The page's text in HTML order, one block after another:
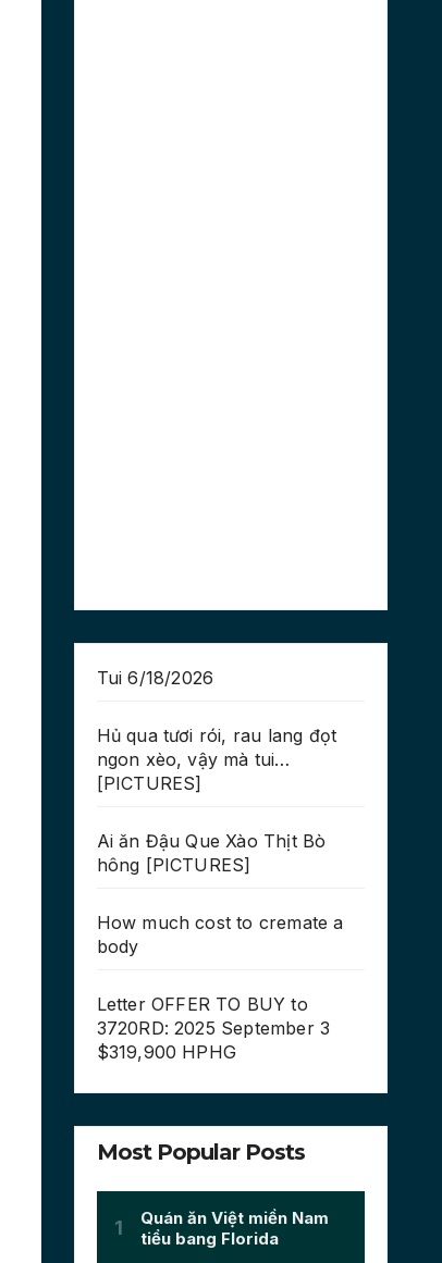
Tui 6/18/2026
Hủ qua tươi rói, rau lang đọt
ngon xèo, vậy mà tui…
[PICTURES]
Ai ăn Đậu Que Xào Thịt Bò
hông [PICTURES]
How much cost to cremate a
body
Letter OFFER TO BUY to
3720RD: 2025 September 3
$319,900 HPHG
Most Popular Posts